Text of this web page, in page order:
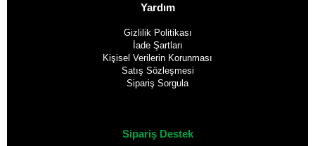
Yardım
Gizlilik Politikası
İade Şartları
Kişisel Verilerin Korunması
Satış Sözleşmesi
Sipariş Sorgula
Sipariş Destek